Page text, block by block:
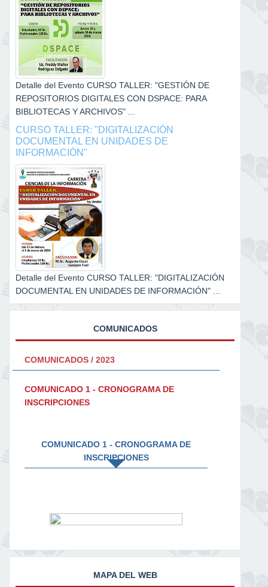
Detalle del Evento CURSO TALLER: "GESTIÓN DE
REPOSITORIOS DIGITALES CON DSPACE: PARA
BIBLIOTECAS Y ARCHIVOS" ...
CURSO TALLER: "DIGITALIZACIÓN
DOCUMENTAL EN UNIDADES DE
INFORMACIÓN"
Detalle del Evento CURSO TALLER: "DIGITALIZACIÓN
DOCUMENTAL EN UNIDADES DE INFORMACIÓN" ...
COMUNICADOS
COMUNICADOS / 2023
COMUNICADO 1 - CRONOGRAMA DE
INSCRIPCIONES
COMUNICADO 1 - CRONOGRAMA DE
INSCRIPCIONES
MAPA DEL WEB